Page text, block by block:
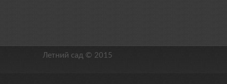
Летний сад © 2015